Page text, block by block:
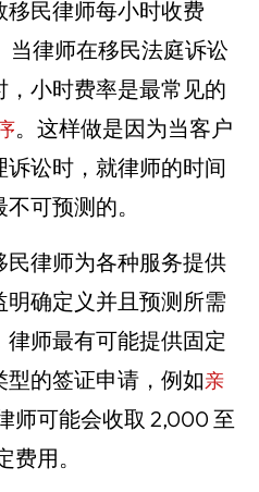
民律师每小时收费
当律师在移民法庭诉讼
小时费率是最常见的
。这样做是因为当客户
讼时，就律师的时间
可预测的。
民律师为各种服务提供
明确定义并且预测所需
师最有可能提供固定
的签证申请，例如亲
师可能会收取 2,000 至
用。